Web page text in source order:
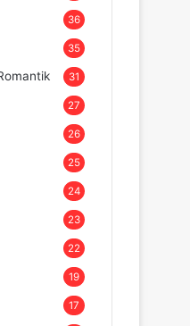
36
35
31
27
26
25
24
23
22
19
17